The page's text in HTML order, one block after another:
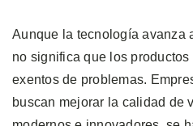
Aunque la tecnología avanza
no significa que los
exentos de problemas.
buscan mejorar la calidad de